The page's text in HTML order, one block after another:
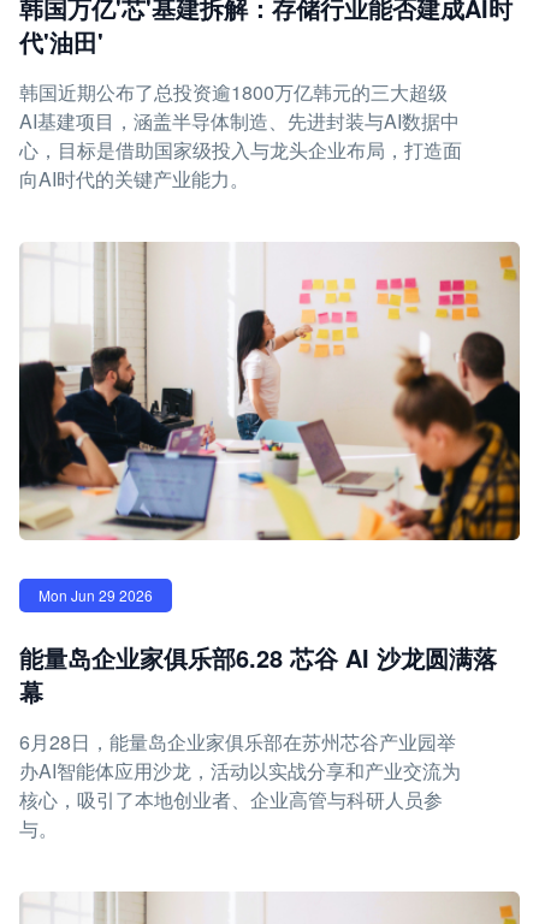
韩国万亿'芯'基建拆解：存储行业能否建成AI时
代'油田'
韩国近期公布了总投资逾1800万亿韩元的三大超级
AI基建项目，涵盖半导体制造、先进封装与AI数据中
心，目标是借助国家级投入与龙头企业布局，打造面
向AI时代的关键产业能力。
Mon Jun 29 2026
能量岛企业家俱乐部6.28 芯谷 AI 沙龙圆满落
幕
6月28日，能量岛企业家俱乐部在苏州芯谷产业园举
办AI智能体应用沙龙，活动以实战分享和产业交流为
核心，吸引了本地创业者、企业高管与科研人员参
与。